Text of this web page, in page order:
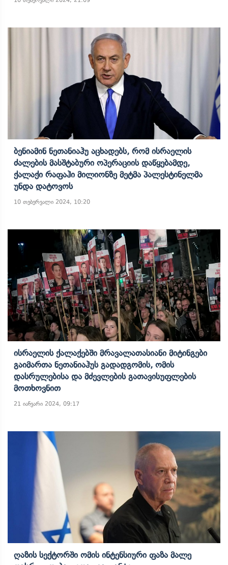
Ბენიამინ Ნეთანიაჰუ Აცხადებს, Რომ Ისრაელის
Ძალების Მასშტაბური Ოპერაციის Დაწყებამდე,
Ქალაქი Რაფაჰი Მილიონზე Მეტმა Პალესტინელმა
Უნდა Დატოვოს
10 თებერვალი 2024, 10:20
Ისრაელის Ქალაქებში Მრავალათასიანი Მიტინგები
Გაიმართა Ნეთანიაჰუს Გადადგომის, Ომის
Დასრულებისა Და Მძევლების Გათავისუფლების
Მოთხოვნით
21 იანვარი 2024, 09:17
Ღაზის Სექტორში Ომის Ინტენსიური Ფაზა Მალე